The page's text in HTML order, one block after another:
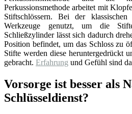
Perkussionsmethode arbeitet mit
Stiftschlössern. Bei der
Werkzeuge genutzt, um die
Schließzylinder lässt sich dadurch
Position befindet, um das Schloss zu
Stifte werden diese heruntergedrückt
gebracht. Erfahrung und Gefühl sind
Vorsorge ist besser als
Schlüsseldienst?